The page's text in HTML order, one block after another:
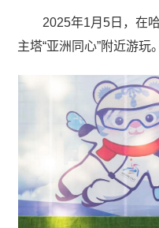
2025年1月5日，在
主塔“亚洲同心”附近游